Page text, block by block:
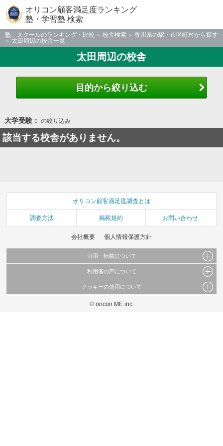
オリコン顧客満足度ランキング
塾・学習塾 検索
塾、スクールのランキング・比較 校舎検索
香川県の駅・市区町村から探す
太田周辺の校舎一覧
太田周辺の校舎
目的から絞り込む
大学受験： の絞り込み
該当する校舎がありません。
オリコン顧客満足度調査とは
調査方法 掲載規約 お問い合わせ
会社概要 個人情報保護方針
引用・転載について
当サイトで公開されている情報（文字、写真、イラスト、画像データ等）及びこれらの配
これらの情報を権利者の許可なく無断転載・複製などの二次利用を行うことは固く禁じて
利用者の声について
当サイトに掲載している内容はすべてサービスの利用者が提出された見解・感想です。
弊社の見解・ 意見ではないことをご理解いただいた上でご覧ください。
クッキーの使用について
このサイトでは Cookie を使用して、ユーザーに合わせたコンテンツや広告の表示、ソー
© oricon ME inc.